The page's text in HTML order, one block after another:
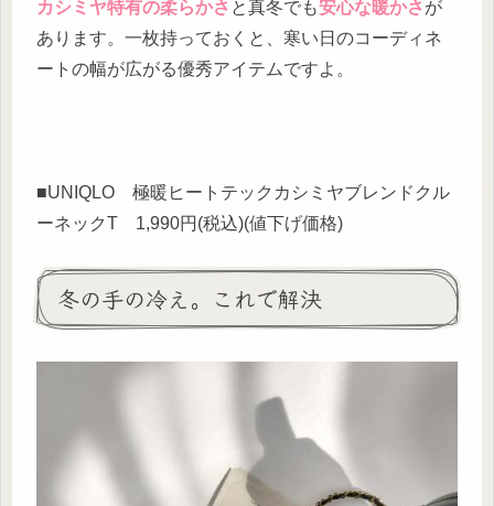
カシミヤ特有の柔らかさ と真冬でも安心な暖かさが
あります。一枚持っておくと、寒い日のコーディネ
ートの幅が広がる優秀アイテムですよ。
■UNIQLO 極暖ヒートテックカシミヤブレンドクル
ーネックT 1,990円(税込)(値下げ価格)
冬の手の冷え。これで解決